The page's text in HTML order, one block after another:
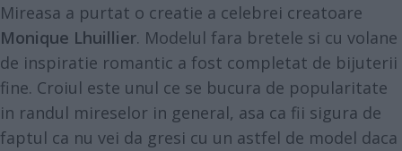
Mireasa a purtat o creatie a celebrei creatoare
Monique Lhuillier. Modelul fara bretele si cu volane
de inspiratie romantic a fost completat de bijuterii
fine. Croiul este unul ce se bucura de popularitate
in randul mireselor in general, asa ca fii sigura de
faptul ca nu vei da gresi cu un astfel de model daca